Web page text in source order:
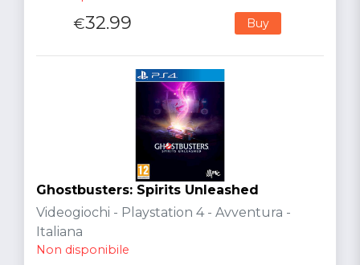
€32.99 Buy
Ghostbusters: Spirits Unleashed
Videogiochi - Playstation 4 - Avventura -
Italiana
Non disponibile